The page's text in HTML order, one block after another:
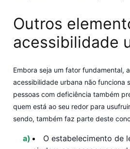
Outros
acessibilidade
Embora seja um fator fundamental,
acessibilidade urbana não funciona
pessoas com deficiência também
quem está ao seu redor para
sendo, também faz parte deste
O estabelecimento de